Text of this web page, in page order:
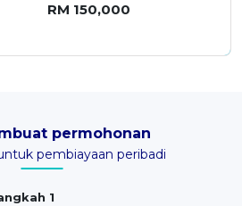
RM 150,000
permohonan
pembiayaan peribadi
1